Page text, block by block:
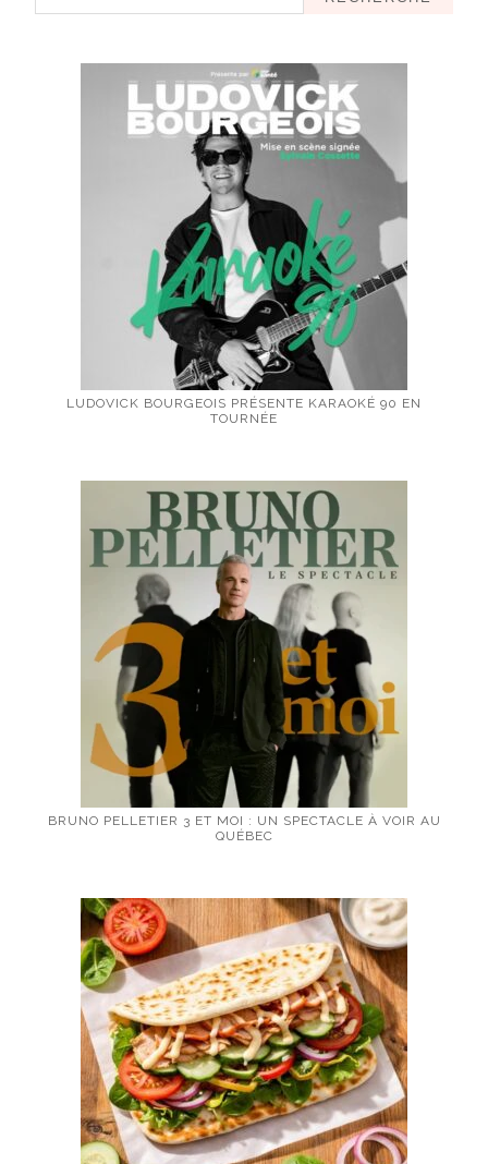
LUDOVICK BOURGEOIS PRÉSENTE KARAOKÉ 90 EN
TOURNÉE
BRUNO PELLETIER 3 ET MOI : UN SPECTACLE À VOIR AU
QUÉBEC